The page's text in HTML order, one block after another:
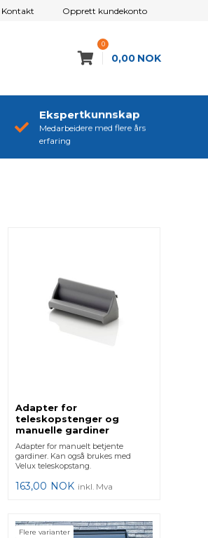
Kontakt Opprett kundekonto
0
0,00 NOK
Ekspertkunnskap
Medarbeidere med flere års
erfaring
Adapter for
teleskopstenger og
manuelle gardiner
Adapter for manuelt betjente
gardiner. Kan også brukes med
Velux teleskopstang.
163,00 NOK inkl. Mva
Flere varianter